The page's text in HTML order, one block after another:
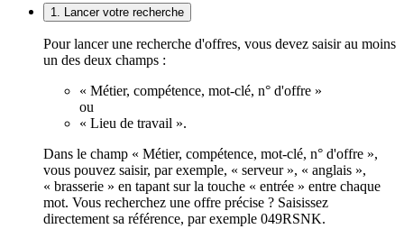
1. Lancer votre recherche
Pour lancer une recherche d'offres, vous devez saisir au moins
un des deux champs :
« Métier, compétence, mot-clé, n° d'offre »
ou
« Lieu de travail ».
Dans le champ « Métier, compétence, mot-clé, n° d'offre »,
vous pouvez saisir, par exemple, « serveur », « anglais »,
« brasserie » en tapant sur la touche « entrée » entre chaque
mot. Vous recherchez une offre précise ? Saisissez
directement sa référence, par exemple 049RSNK.